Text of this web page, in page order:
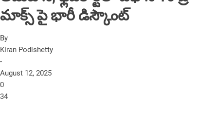
మాక్స్ పై భారీ డిస్కౌంట్
By
Kiran Podishetty
-
August 12, 2025
0
34